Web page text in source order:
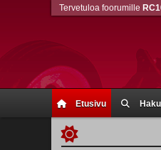
Etusivu Haku
Tervetuloa foorumille